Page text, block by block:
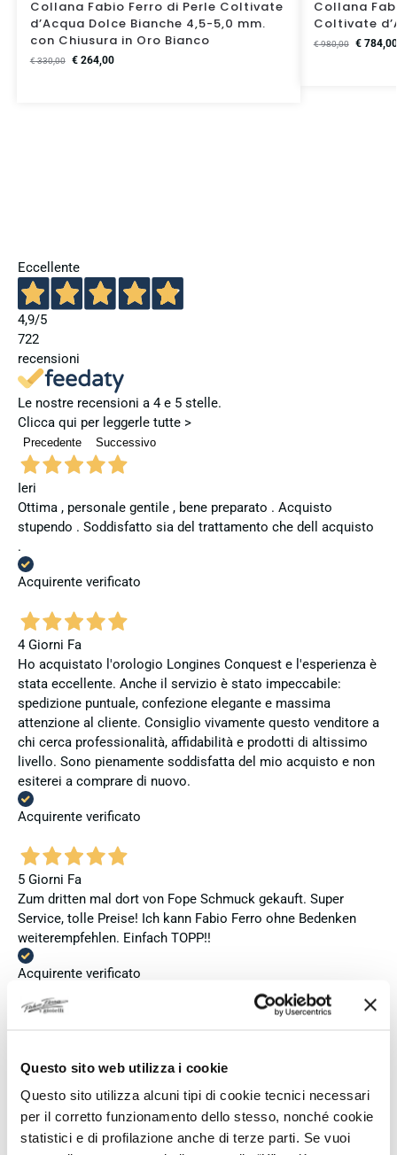
Questo sito web utilizza i cookie
Questo sito utilizza alcuni tipi di cookie tecnici necessari
per il corretto funzionamento dello stesso, nonché cookie
statistici e di profilazione anche di terze parti. Se vuoi
Collana Fabio Ferro di Perle Coltivate
d’Acqua Dolce Bianche 4,5-5,0 mm.
con Chiusura in Oro Bianco
€330,00 €264,00
Collana
Coltivate
€980,00 €784,00
Eccellente
4,9/5
722
recensioni
Le nostre recensioni a 4 e 5 stelle.
Clicca qui per leggerle tutte >
Precedente Successivo
Ieri
Ottima , personale gentile , bene preparato . Acquisto
stupendo . Soddisfatto sia del trattamento che dell acquisto
.
Acquirente verificato
4 Giorni Fa
Ho acquistato l'orologio Longines Conquest e l'esperienza è
stata eccellente. Anche il servizio è stato impeccabile:
spedizione puntuale, confezione elegante e massima
attenzione al cliente. Consiglio vivamente questo venditore a
chi cerca professionalità, affidabilità e prodotti di altissimo
livello. Sono pienamente soddisfatta del mio acquisto e non
esiterei a comprare di nuovo.
Acquirente verificato
5 Giorni Fa
Zum dritten mal dort von Fope Schmuck gekauft. Super
Service, tolle Preise! Ich kann Fabio Ferro ohne Bedenken
weiterempfehlen. Einfach TOPP!!
Acquirente verificato
neu, original und funktioniert einwandfrei. Besonders positiv
hervorheben möchte ich den attraktiven Preis sowie den
vollständig ausgefüllten und abgestempelten internationalen
Seiko-Garantieschein. Der Versand war außerdem schnell.